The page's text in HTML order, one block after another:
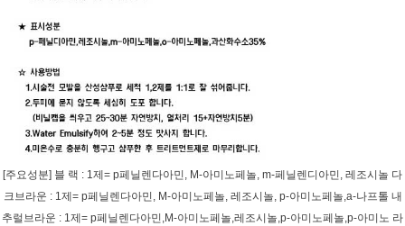
[주요성분] 블 랙 : 1제= p페닐렌다아민, M-아미노페놀, m-페닐렌디아민, 레조시놀 다
크브라운 : 1제= p페닐렌다아민, M-아미노페놀, 레조시놀, p-아미노페놀,a-나프톨 내
추럴브라운 : 1제= p페닐렌다아민,M-아미노페놀,레조시놀,p-아미노페놀,p-아미노 라